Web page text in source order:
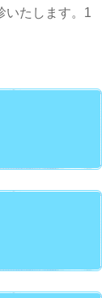
いたします。1